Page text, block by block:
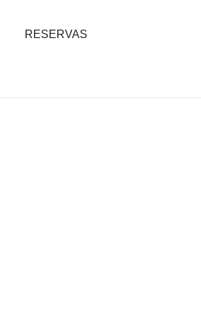
RESERVAS